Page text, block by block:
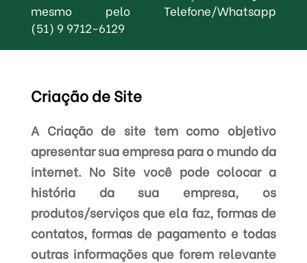
mesmo pelo Telefone/Whatsapp
(51) 9 9712-6129
Criação de Site
A Criação de site tem como objetivo
apresentar sua empresa para o mundo da
internet. No Site você pode colocar a
história da sua empresa, os
produtos/serviços que ela faz, formas de
contatos, formas de pagamento e todas
outras informações que forem relevante